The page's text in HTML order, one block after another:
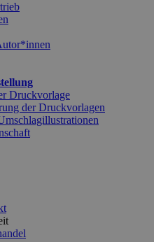
Druckvorlage
der Druckvorlagen